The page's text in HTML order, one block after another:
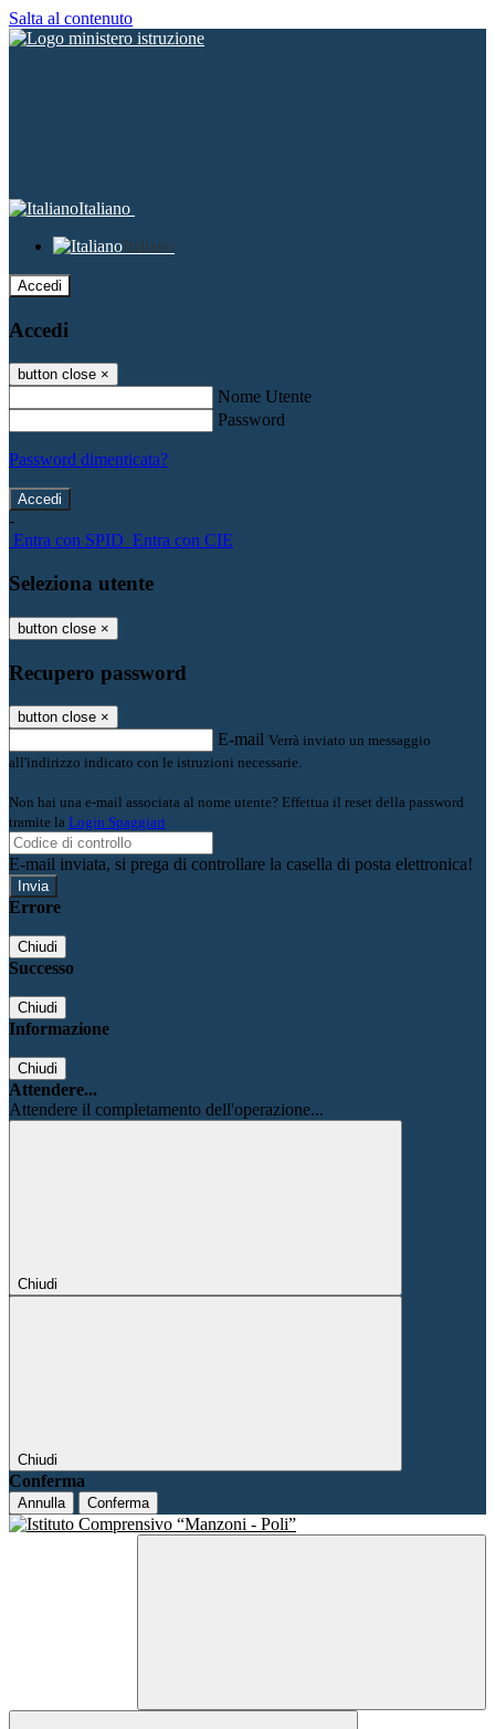
Salta al contenuto
Italiano
Italiano
Accedi
Accedi
button close ×
Nome Utente
Password
Password dimenticata?
-
Entra con SPID Entra con CIE
Seleziona utente
button close ×
Recupero password
button close ×
E-mail Verrà inviato un messaggio
all'indirizzo indicato con le istruzioni necessarie.
Non hai una e-mail associata al nome utente? Effettua il reset della password
tramite la Login Spaggiari
E-mail inviata, si prega di controllare la casella di posta elettronica!
Errore
Chiudi
Successo
Chiudi
Informazione
Chiudi
Attendere...
Attendere il completamento dell'operazione...
Chiudi
Chiudi
Conferma
Annulla Conferma